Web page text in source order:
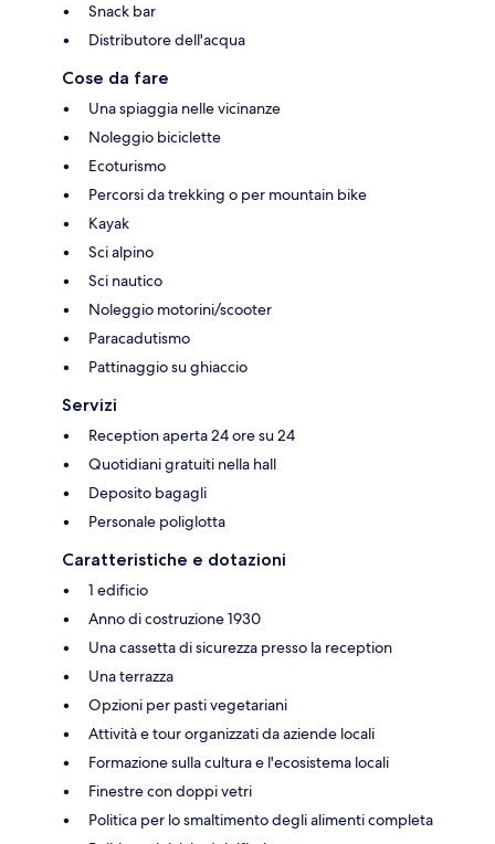
Snack bar
Distributore dell'acqua
Cose da fare
Una spiaggia nelle vicinanze
Noleggio biciclette
Ecoturismo
Percorsi da trekking o per mountain bike
Kayak
Sci alpino
Sci nautico
Noleggio motorini/scooter
Paracadutismo
Pattinaggio su ghiaccio
Servizi
Reception aperta 24 ore su 24
Quotidiani gratuiti nella hall
Deposito bagagli
Personale poliglotta
Caratteristiche e dotazioni
1 edificio
Anno di costruzione 1930
Una cassetta di sicurezza presso la reception
Una terrazza
Opzioni per pasti vegetariani
Attività e tour organizzati da aziende locali
Formazione sulla cultura e l'ecosistema locali
Finestre con doppi vetri
Politica per lo smaltimento degli alimenti completa